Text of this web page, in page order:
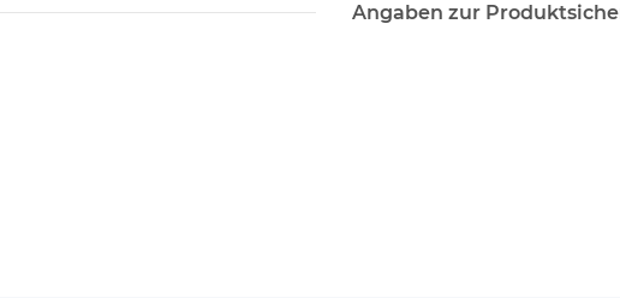
Angaben zur